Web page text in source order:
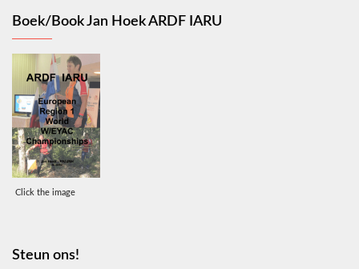
Boek/Book Jan Hoek ARDF IARU
Click the image
Steun ons!